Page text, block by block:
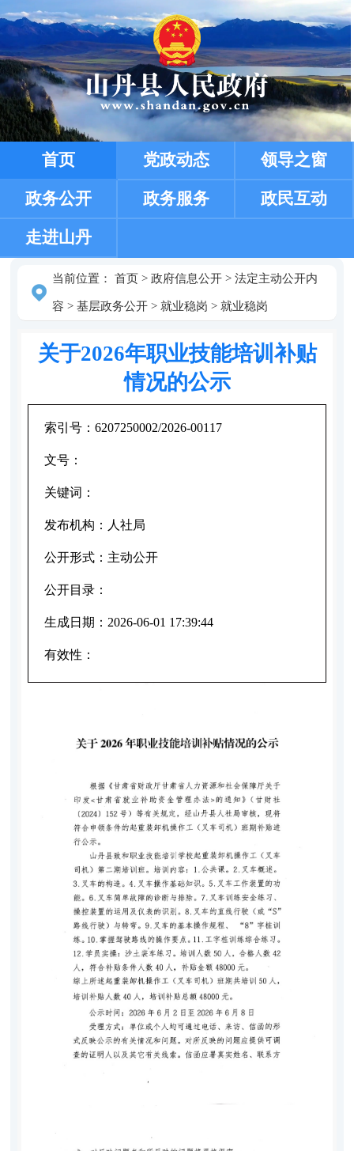
首页 党政动态 领导之窗
政务公开 政务服务 政民互动
走进山丹
当前位置： 首页> 政府信息公开> 法定主动公开内
容 > 基层政务公开> 就业稳岗 > 就业稳岗
关于2026年职业技能培训补贴
情况的公示
索引号： 6207250002/2026-00117
文号：
关键词：
发布机构： 人社局
公开形式： 主动公开
公开目录：
生成日期： 2026-06-01 17:39:44
有效性：